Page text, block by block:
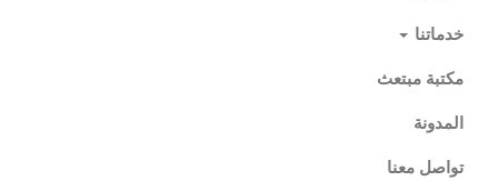
خدماتنا
مكتبة مبتعث
المدونة
تواصل معنا